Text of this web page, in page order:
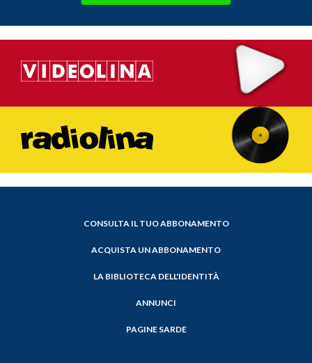
CONSULTA IL TUO ABBONAMENTO
ACQUISTA UN ABBONAMENTO
LA BIBLIOTECA DELL'IDENTITÀ
ANNUNCI
PAGINE SARDE